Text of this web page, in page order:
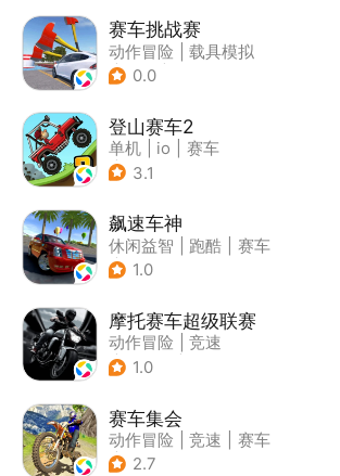
赛车挑战赛
动作冒险
载具模拟
| 汽车
0.0
登山赛车2
单机 io
赛车
| 欧美风
3.1
飙速车神
休闲益智 跑酷
赛车
| 漂移
1.0
摩托赛车超级联赛
动作冒险
竞速
| 摩托车
1.0
赛车集会
动作冒险 竞速
赛车
| 写实
2.7